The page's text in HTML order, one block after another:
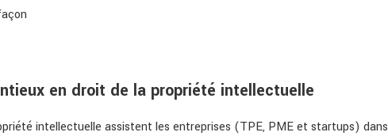
en droit de la propriété intellectuelle
intellectuelle assistent les entreprises (TPE, PME et startups)